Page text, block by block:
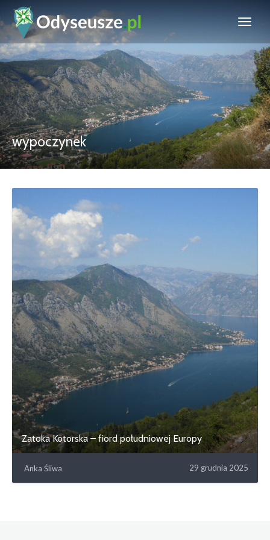
wypoczynek
Zatoka Kotorska – fiord południowej Europy
Anka Śliwa 29 grudnia 2025